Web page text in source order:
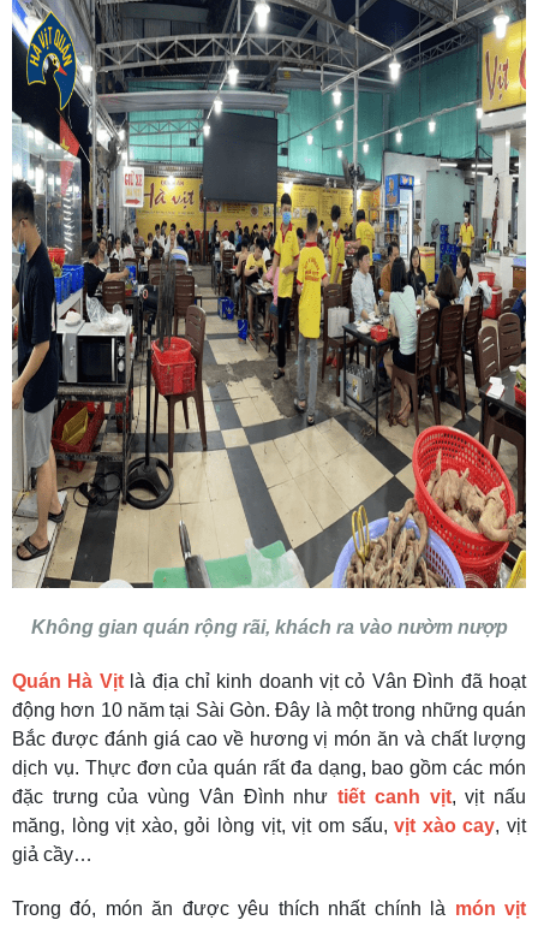
Không gian quán rộng rãi, khách ra vào nườm nượp
Quán Hà Vịtlà địa chỉ kinh doanh vịt cỏ Vân Đình đã hoạt
động hơn 10 năm tại Sài Gòn. Đây là một trong những quán
Bắc được đánh giá cao về hương vị món ăn và chất lượng
dịch vụ. Thực đơn của quán rất đa dạng, bao gồm các món
đặc trưng của vùng Vân Đình nhưtiết canh vịt, vịt nấu
măng, lòng vịt xào, gỏi lòng vịt, vịt om sấu,vịt xào cay, vịt
giả cầy…
Trong đó, món ăn được yêu thích nhất chính là món vịt